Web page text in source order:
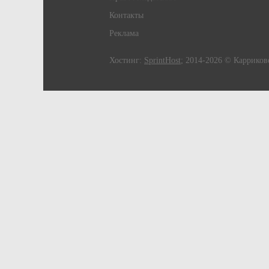
Контакты
Реклама
Хостинг: SprintHost; 2014-2026 ©